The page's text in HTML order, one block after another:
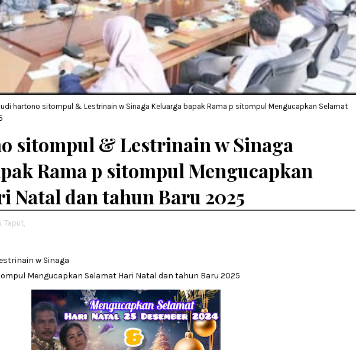
hartono sitompul & Lestrinain w Sinaga Keluarga bapak Rama p sitompul Mengucapkan Selamat
sitompul & Lestrinain w Sinaga
Rama p sitompul Mengucapkan
Natal dan tahun Baru 2025
Taput,
w Sinaga
Mengucapkan Selamat Hari Natal dan tahun Baru 2025